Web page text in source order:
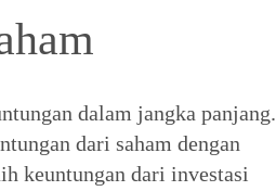
dalam jangka panjang.
dari saham dengan
keuntungan dari investasi